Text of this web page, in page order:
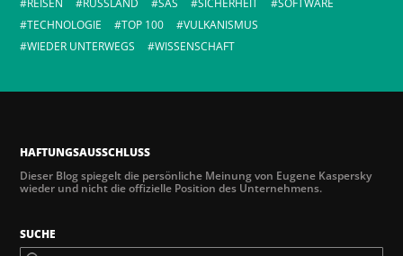
REISEN
RUSSLAND SAS SICHERHEIT
SOFTWARE
TECHNOLOGIE
TOP 100
VULKANISMUS
WIEDER UNTERWEGS
WISSENSCHAFT
HAFTUNGSAUSSCHLUSS
Dieser Blog spiegelt die persönliche Meinung von Eugene Kaspersky
wieder und nicht die offizielle Position des Unternehmens.
SUCHE